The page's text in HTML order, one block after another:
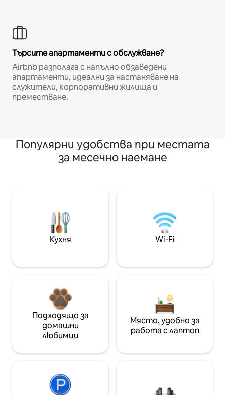
Търсите апартаменти с обслужване?
Airbnb разполага с напълно обзаведени
апартаменти, идеални за настаняване на
служители, корпоративни жилища и
преместване.
Популярни удобства при местата
за месечно наемане
Кухня Wi-Fi
Подходящо за
домашни
любимци
Място, удобно за
работа с лаптоп